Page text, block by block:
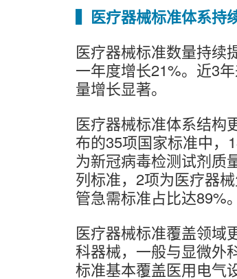
▍医疗器械标准体系持
医疗器械标准数量持续
一年度增长21%。近3
量增长显著。
医疗器械标准体系结构
布的35项国家标准中，
为新冠病毒检测试剂质
列标准，2项为医疗器
管急需标准占比达89%。
医疗器械标准覆盖领域
科器械，一般与显微外
标准基本覆盖医用电气